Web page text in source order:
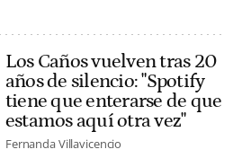
Los Caños vuelven tras 20
años de silencio: "Spotify
tiene que enterarse de que
estamos aquí otra vez"
Fernanda Villavicencio